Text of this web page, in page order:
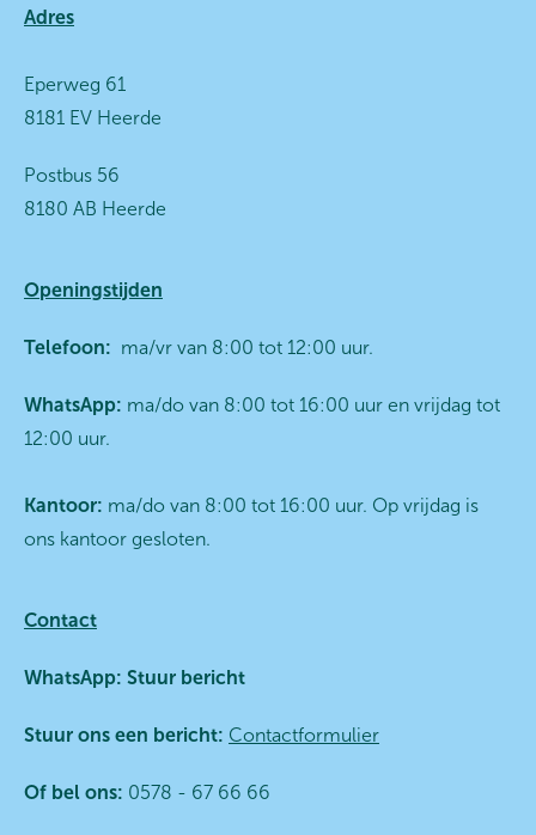
Contactinformatie
Adres
Eperweg 61
8181 EV Heerde
Postbus 56
8180 AB Heerde
Openingstijden
Telefoon: ma/vr van 8:00 tot 12:00 uur.
WhatsApp: ma/do van 8:00 tot 16:00 uur en vrijdag tot
12:00 uur.
Kantoor: ma/do van 8:00 tot 16:00 uur. Op vrijdag is
ons kantoor gesloten.
Contact
WhatsApp: Stuur bericht
Stuur ons een bericht: Contactformulier
Of bel ons: 0578 - 67 66 66